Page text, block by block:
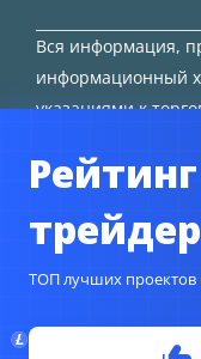
Вся информация,
информационный
указаниями к
©
ТОП лучших проектов